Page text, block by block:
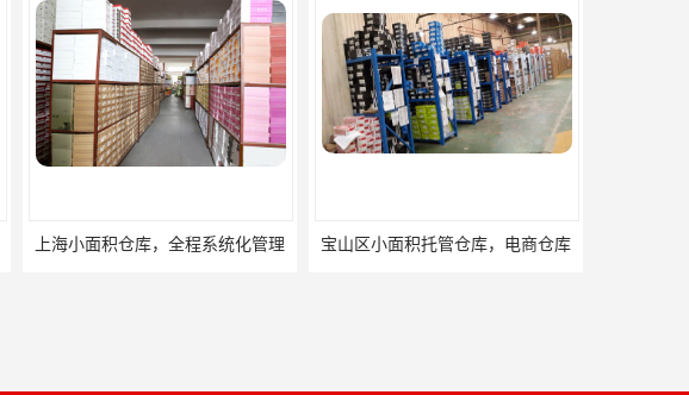
宝山区小面积托管仓库，电商仓库 嘉定区小面积仓库，电商仓库，10平起租